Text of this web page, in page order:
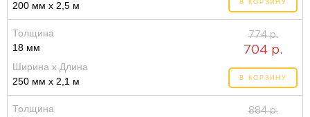
200 мм x 2,5 м В КОРЗИНУ
Толщина
18 мм
Ширина x Длина
250 мм x 2,1 м
774 р.
704 р.
В КОРЗИНУ
Толщина
884 р.